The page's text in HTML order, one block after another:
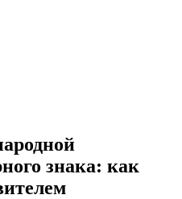
знака: как